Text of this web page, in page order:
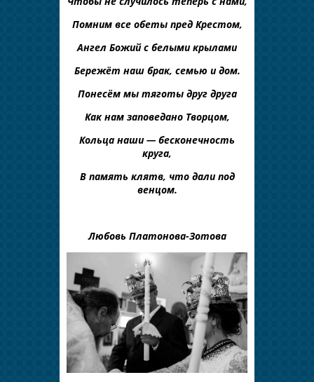
Помним все обеты пред Крестом,
Ангел Божий с белыми крылами
Бережёт наш брак, семью и дом.
Понесём мы тяготы друг друга
Как нам заповедано Творцом,
Кольца наши — бесконечность
круга,
В память клятв, что дали под
венцом.
Любовь Платонова-Зотова